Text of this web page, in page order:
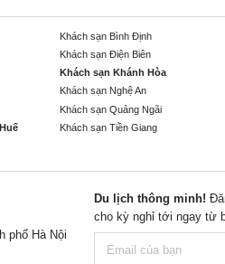
Khách sạn Bình Định
Khách sạn Điện Biên
Khách sạn Khánh Hòa
Khách sạn Nghệ An
Khách sạn Quảng Ngãi
Khách sạn Tiền Giang
phố Hà Nội
Du lịch thông minh!
cho kỳ nghỉ tới ngay từ